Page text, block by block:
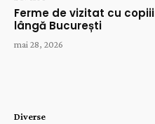
Ferme de vizitat cu copiii
lângă București
mai 28, 2026
Diverse